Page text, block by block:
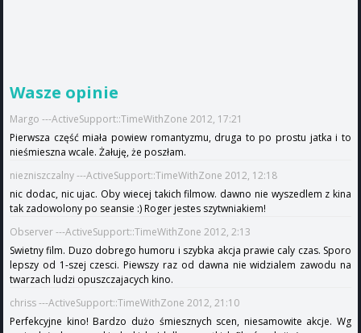
Wasze opinie
Margo ---ActiveSupport::TimeWithZone 2012, 17:21
Pierwsza część miała powiew romantyzmu, druga to po prostu jatka i to
nieśmieszna wcale. Żałuję, że poszłam.
niezniszczalny ---ActiveSupport::TimeWithZone 2012, 12:18
nic dodac, nic ujac. Oby wiecej takich filmow. dawno nie wyszedlem z kina
tak zadowolony po seansie :) Roger jestes szytwniakiem!
Observer ---ActiveSupport::TimeWithZone 2012, 2:13
Swietny film. Duzo dobrego humoru i szybka akcja prawie caly czas. Sporo
lepszy od 1-szej czesci. Piewszy raz od dawna nie widzialem zawodu na
twarzach ludzi opuszczajacych kino.
chriss ---ActiveSupport::TimeWithZone 2012, 21:10
Perfekcyjne kino! Bardzo dużo śmiesznych scen, niesamowite akcje. Wg